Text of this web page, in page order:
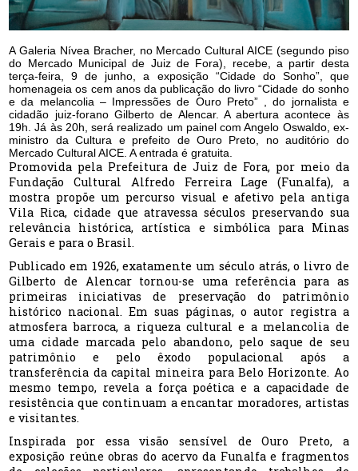
A Galeria Nívea Bracher, no Mercado Cultural AICE (segundo piso
do Mercado Municipal de Juiz de Fora), recebe, a partir desta
terça-feira, 9 de junho, a exposição “Cidade do Sonho”, que
homenageia os cem anos da publicação do livro “Cidade do sonho
e da melancolia – Impressões de Ouro Preto” , do jornalista e
cidadão juiz-forano Gilberto de Alencar. A abertura acontece às
19h. Já às 20h, será realizado um painel com Angelo Oswaldo, ex-
ministro da Cultura e prefeito de Ouro Preto, no auditório do
Mercado Cultural AICE. A entrada é gratuita.
Promovida pela Prefeitura de Juiz de Fora, por meio da
Fundação Cultural Alfredo Ferreira Lage (Funalfa), a
mostra propõe um percurso visual e afetivo pela antiga
Vila Rica, cidade que atravessa séculos preservando sua
relevância histórica, artística e simbólica para Minas
Gerais e para o Brasil.
Publicado em 1926, exatamente um século atrás, o livro de
Gilberto de Alencar tornou-se uma referência para as
primeiras iniciativas de preservação do patrimônio
histórico nacional. Em suas páginas, o autor registra a
atmosfera barroca, a riqueza cultural e a melancolia de
uma cidade marcada pelo abandono, pelo saque de seu
patrimônio e pelo êxodo populacional após a
transferência da capital mineira para Belo Horizonte. Ao
mesmo tempo, revela a força poética e a capacidade de
resistência que continuam a encantar moradores, artistas
e visitantes.
Inspirada por essa visão sensível de Ouro Preto, a
exposição reúne obras do acervo da Funalfa e fragmentos